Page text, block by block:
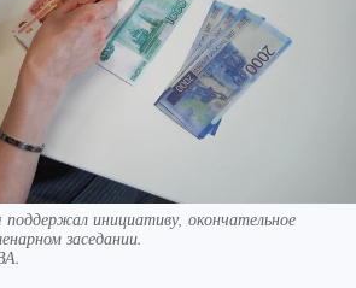
инициативу, окончательное
заседании.